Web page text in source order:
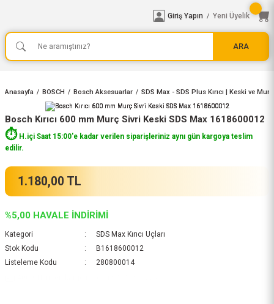
ARA
Giriş Yapın / Yeni Üyelik
Anasayfa BOSCH Bosch Aksesuarlar SDS Max - SDS Plus Kırıcı | Keski ve
Bosch Kırıcı 600 mm Murç Sivri Keski SDS Max 1618600012
⏱️H.içi Saat 15:00'e kadar verilen siparişleriniz aynı gün kargoya teslim
edilir.
1.180,00 TL
%5,00 HAVALE İNDİRİMİ
Kategori
SDS Max Kırıcı Uçları
Stok Kodu
B1618600012
Listeleme Kodu
280800014